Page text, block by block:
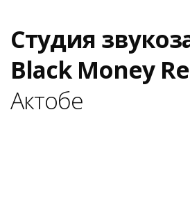
Студия
Black Money
Актобе